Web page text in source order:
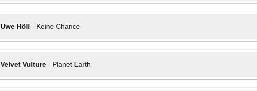
Uwe Höll - Keine Chance
Velvet Vulture- Planet Earth